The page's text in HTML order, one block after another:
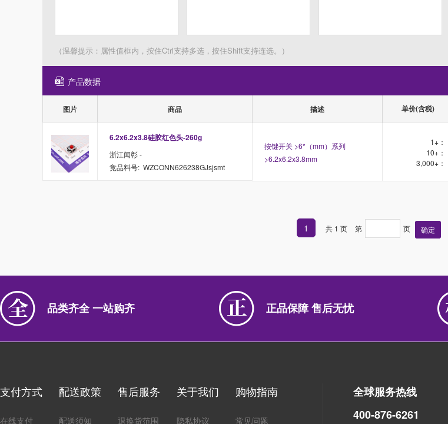
（温馨提示：属性值框内，按住Ctrl支持多选，按住Shift支持连选。）
产品数据
图片 商品 描述 单价(含税)
6.2x6.2x3.8硅胶红色头-260g
浙江闻彰 -
竞品料号: WZCONN626238GJsjsmt
按键开关 >6*（mm）系列
>6.2x6.2x3.8mm
1+：
10+：
3,000+：
1 共 1 页 第 页 确定
品类齐全 一站购齐 正品保障 售后无忧
支付方式
在线支付
配送政策
配送须知
售后服务
退换货范围
关于我们
隐私协议
购物指南
常见问题
全球服务热线
400-876-6261